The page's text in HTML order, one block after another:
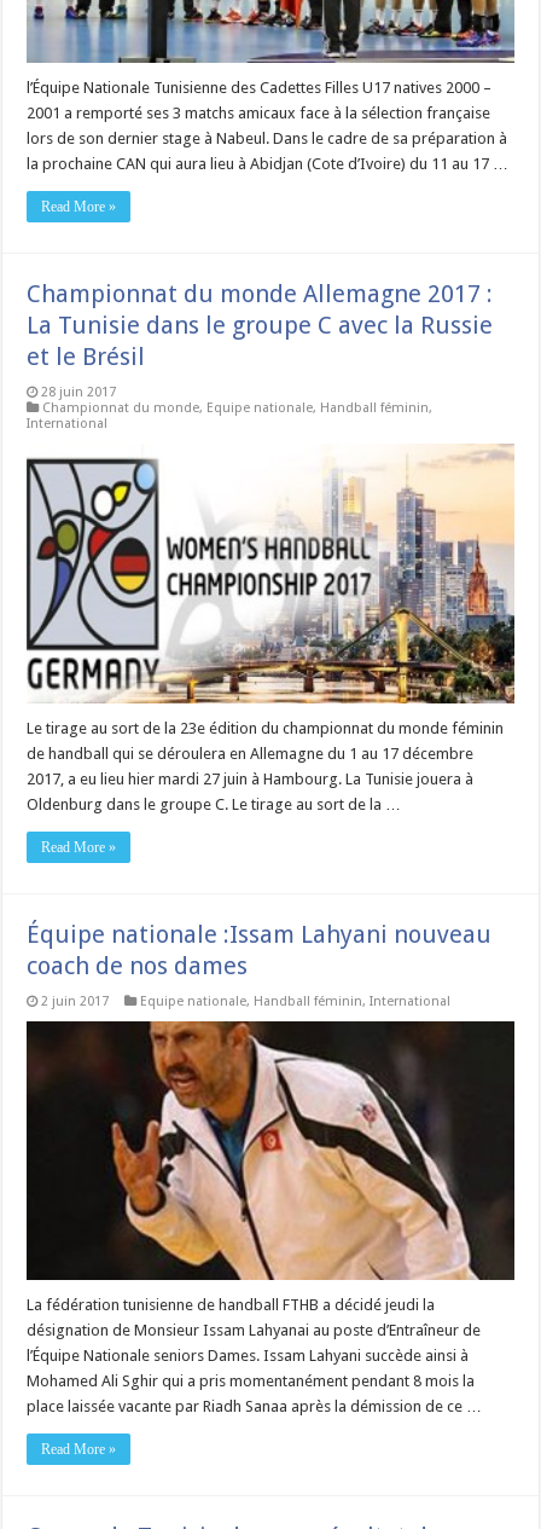
l’Équipe Nationale Tunisienne des Cadettes Filles U17 natives 2000 –
2001 a remporté ses 3 matchs amicaux face à la sélection française
lors de son dernier stage à Nabeul. Dans le cadre de sa préparation à
la prochaine CAN qui aura lieu à Abidjan (Cote d’Ivoire) du 11 au 17 …
Read More »
Championnat du monde Allemagne 2017 :
La Tunisie dans le groupe C avec la Russie
et le Brésil
28 juin 2017
Championnat du monde, Equipe nationale, Handball féminin,
International
Le tirage au sort de la 23e édition du championnat du monde féminin
de handball qui se déroulera en Allemagne du 1 au 17 décembre
2017, a eu lieu hier mardi 27 juin à Hambourg. La Tunisie jouera à
Oldenburg dans le groupe C. Le tirage au sort de la …
Read More »
Équipe nationale :Issam Lahyani nouveau
coach de nos dames
2 juin 2017 Equipe nationale, Handball féminin,International
La fédération tunisienne de handball FTHB a décidé jeudi la
désignation de Monsieur Issam Lahyanai au poste d’Entraîneur de
l’Équipe Nationale seniors Dames. Issam Lahyani succède ainsi à
Mohamed Ali Sghir qui a pris momentanément pendant 8 mois la
place laissée vacante par Riadh Sanaa après la démission de ce …
Read More »